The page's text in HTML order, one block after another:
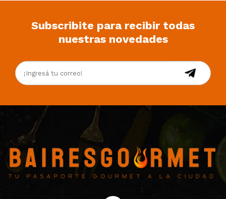
Subscribite para recibir todas
nuestras novedades